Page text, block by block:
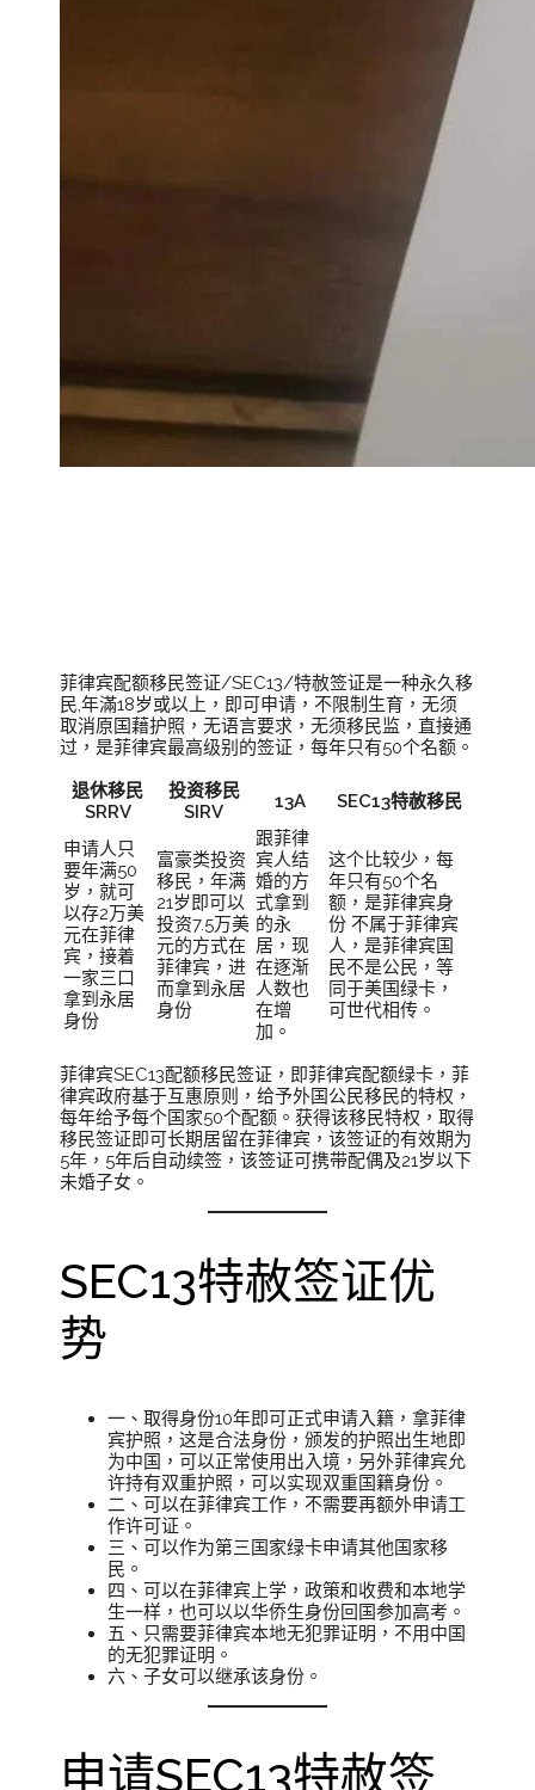
菲律宾配额移民签证/SEC13/特赦签证是一种永久移
民,年滿18岁或以上，即可申请，不限制生育，无须
取消原国藉护照，无语言要求，无须移民监，直接通
过，是菲律宾最高级别的签证，每年只有50个名额。
退休移民
SRRV
投资移民
SIRV
13A SEC13特赦移民
申请人只
要年满50
岁，就可
以存2万美
元在菲律
宾，接着
一家三口
拿到永居
身份
富豪类投资
移民，年满
21岁即可以
投资7.5万美
元的方式在
菲律宾，进
而拿到永居
身份
跟菲律
宾人结
婚的方
式拿到
的永
居，现
在逐渐
人数也
在增
加。
这个比较少，每
年只有50个名
额，是菲律宾身
份 不属于菲律宾
人，是菲律宾国
民不是公民，等
同于美国绿卡，
可世代相传。
菲律宾SEC13配额移民签证，即菲律宾配额绿卡，菲
律宾政府基于互惠原则，给予外国公民移民的特权，
每年给予每个国家50个配额。获得该移民特权，取得
移民签证即可长期居留在菲律宾，该签证的有效期为
5年，5年后自动续签，该签证可携带配偶及21岁以下
未婚子女。
SEC13特赦签证优
势
一、取得身份10年即可正式申请入籍，拿菲律
宾护照，这是合法身份，颁发的护照出生地即
为中国，可以正常使用出入境，另外菲律宾允
许持有双重护照，可以实现双重国籍身份。
二、可以在菲律宾工作，不需要再额外申请工
作许可证。
三、可以作为第三国家绿卡申请其他国家移
民。
四、可以在菲律宾上学，政策和收费和本地学
生一样，也可以以华侨生身份回国参加高考。
五、只需要菲律宾本地无犯罪证明，不用中国
的无犯罪证明。
六、子女可以继承该身份。
申请SEC13特赦签